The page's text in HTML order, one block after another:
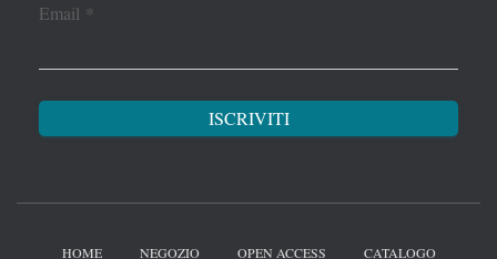
Email *
HOME NEGOZIO OPEN ACCESS CATALOGO